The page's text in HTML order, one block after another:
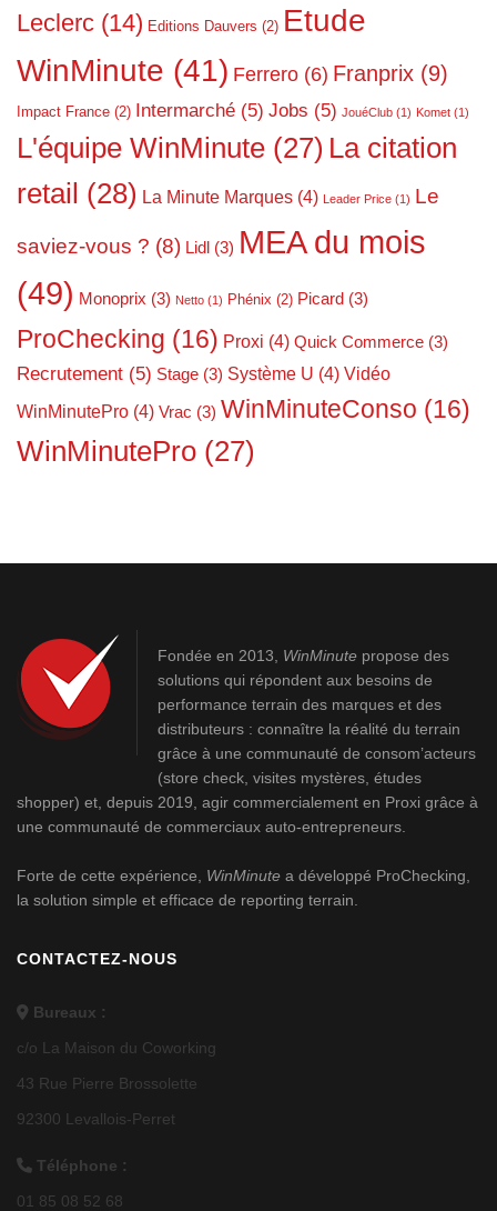
Leclerc (14) Editions Dauvers (2) Etude
WinMinute (41) Ferrero (6) Franprix (9)
Impact France (2) Intermarché (5) Jobs (5) JouéClub (1) Komet (1)
L'équipe WinMinute (27) La citation
retail (28) La Minute Marques (4) Leader Price (1) Le
saviez-vous ? (8) Lidl (3) MEA du mois
(49) Monoprix (3) Netto (1) Phénix (2) Picard (3)
ProChecking (16) Proxi (4) Quick Commerce (3)
Recrutement (5) Stage (3) Système U (4) Vidéo
WinMinutePro (4) Vrac (3) WinMinuteConso (16)
WinMinutePro (27)
Fondée en 2013, WinMinute propose des
solutions qui répondent aux besoins de
performance terrain des marques et des
distributeurs : connaître la réalité du terrain
grâce à une communauté de consom’acteurs
(store check, visites mystères, études
shopper) et, depuis 2019, agir commercialement en Proxi grâce à
une communauté de commerciaux auto-entrepreneurs.
Forte de cette expérience, WinMinute a développé ProChecking
la solution simple et efficace de reporting terrain.
CONTACTEZ-NOUS
Bureaux :
c/o La Maison du Coworking
43 Rue Pierre Brossolette
92300 Levallois-Perret
Téléphone :
01 85 08 52 68